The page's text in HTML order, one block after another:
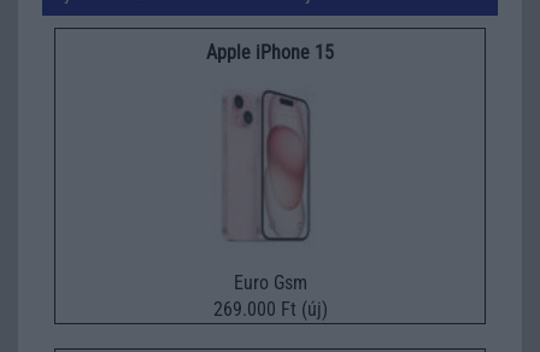
Apple iPhone 15
Euro Gsm
269.000 Ft (új)